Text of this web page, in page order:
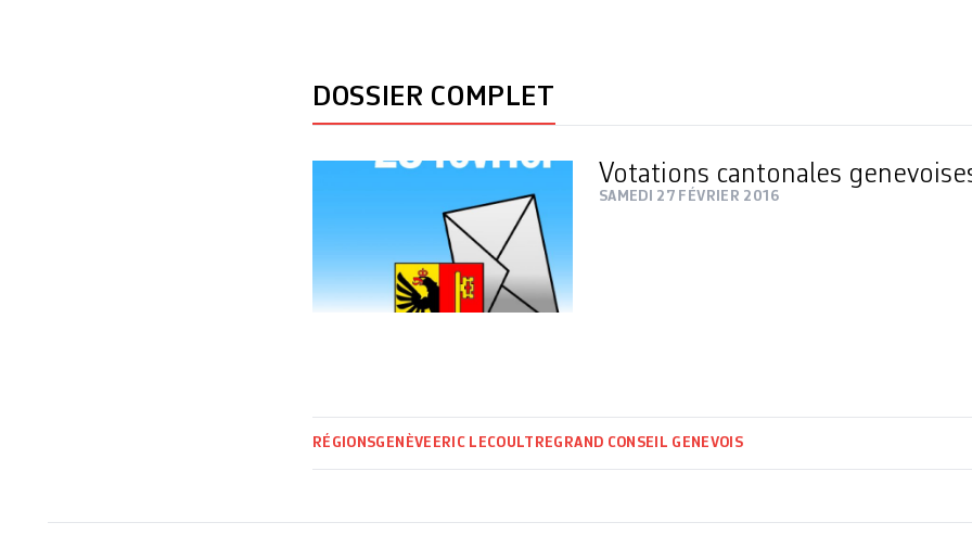
DOSSIER COMPLET
Votations cantonales
SAMEDI 27 FÉVRIER 2016
RÉGIONSGENÈVE ERIC LECOULTREGRAND CONSEIL GENEVOIS